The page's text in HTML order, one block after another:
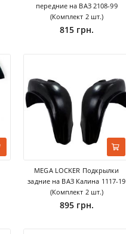
передние на ВАЗ 2108-99
(Комплект 2 шт.)
815 грн.
MEGA LOCKER Подкрылки
задние на ВАЗ Калина 1117-19
(Комплект 2 шт.)
895 грн.